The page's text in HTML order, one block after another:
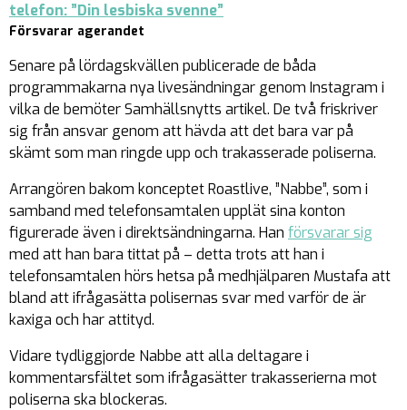
telefon: ”Din lesbiska svenne”
Försvarar agerandet
Senare på lördagskvällen publicerade de båda
programmakarna nya livesändningar genom Instagram i
vilka de bemöter Samhällsnytts artikel. De två friskriver
sig från ansvar genom att hävda att det bara var på
skämt som man ringde upp och trakasserade poliserna.
Arrangören bakom konceptet Roastlive, ”Nabbe”, som i
samband med telefonsamtalen upplät sina konton
figurerade även i direktsändningarna. Han försvarar sig
med att han bara tittat på – detta trots att han i
telefonsamtalen hörs hetsa på medhjälparen Mustafa att
bland att ifrågasätta polisernas svar med varför de är
kaxiga och har attityd.
Vidare tydliggjorde Nabbe att alla deltagare i
kommentarsfältet som ifrågasätter trakasserierna mot
poliserna ska blockeras.